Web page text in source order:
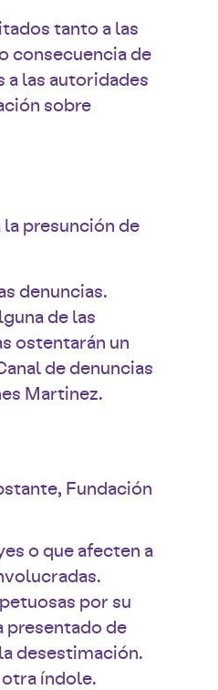
tanto a las
consecuencia de
las autoridades
sobre
la presunción de
denuncias.
de las
ostentarán un
de denuncias
Martinez.
Fundación
o que afecten a
por su
presentado de
desestimación.
índole.